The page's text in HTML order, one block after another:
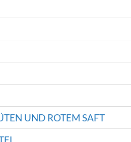
UND ROTEM SAFT